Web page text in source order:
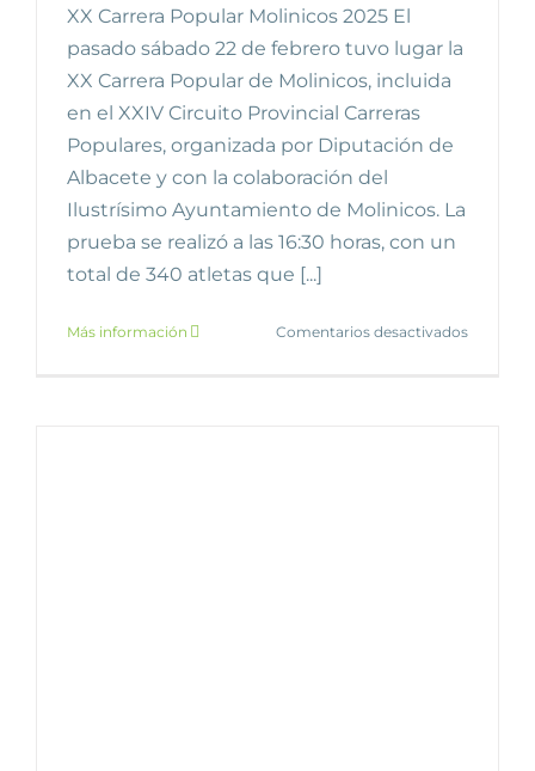
XX Carrera Popular Molinicos 2025 El
pasado sábado 22 de febrero tuvo lugar la
XX Carrera Popular de Molinicos, incluida
en el XXIV Circuito Provincial Carreras
Populares, organizada por Diputación de
Albacete y con la colaboración del
Ilustrísimo Ayuntamiento de Molinicos. La
prueba se realizó a las 16:30 horas, con un
total de 340 atletas que [...]
Más información Comentarios desactivadosen